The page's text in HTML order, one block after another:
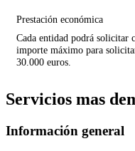
Prestación económica
Cada entidad podrá
importe máximo para
30.000 euros.
Servicios mas
Información general